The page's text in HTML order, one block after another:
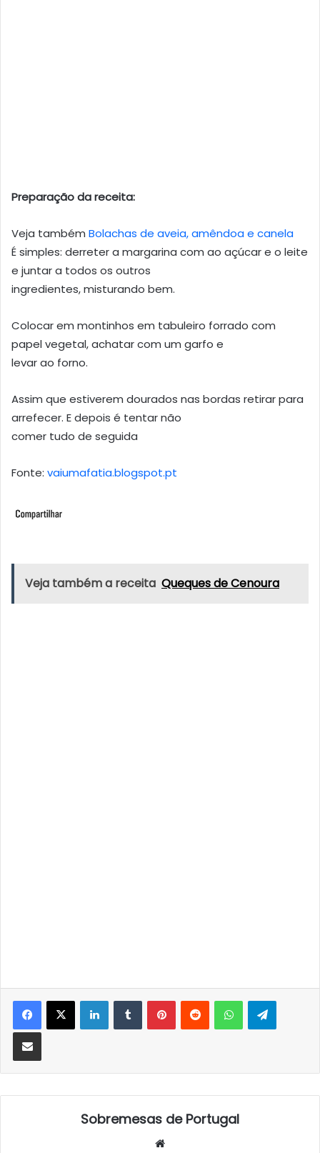
Preparação da receita:
Veja também Bolachas de aveia, amêndoa e canela
É simples: derreter a margarina com ao açúcar e o leite
e juntar a todos os outros
ingredientes, misturando bem.
Colocar em montinhos em tabuleiro forrado com
papel vegetal, achatar com um garfo e
levar ao forno.
Assim que estiverem dourados nas bordas retirar para
arrefecer. E depois é tentar não
comer tudo de seguida
Fonte: vaiumafatia.blogspot.pt
Veja também a receita Queques de Cenoura
LinkedInTumblrPinterestReddit WhatsApp
Partilhar Via Email
Sobremesas de Portugal